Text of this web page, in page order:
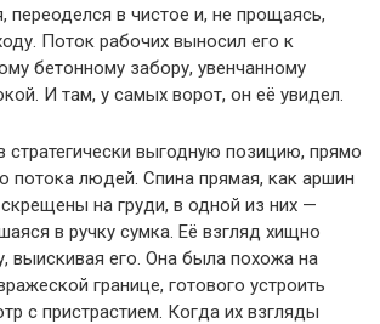
переоделся в чистое и, не прощаясь,
Поток рабочих выносил его к
бетонному забору, увенчанному
И там, у самых ворот, он её увидел.
стратегически выгодную позицию, прямо
потока людей. Спина прямая, как аршин
скрещены на груди, в одной из них —
в ручку сумка. Её взгляд хищно
выискивая его. Она была похожа на
границе, готового устроить
с пристрастием. Когда их взгляды